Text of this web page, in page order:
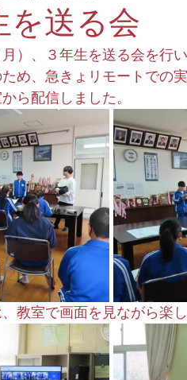
を送る会
）、３年生を送る会を行
め、急きょリモートでの
ら配信しました。
、教室で画面を見ながら楽